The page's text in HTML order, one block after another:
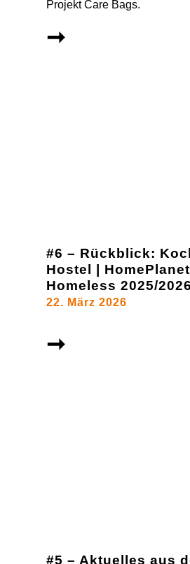
Projekt Care Bags.
➞
#6 – Rückblick:
Hostel |
Homeless 2025/2026
22. März 2026
➞
#5 – Aktuelles aus